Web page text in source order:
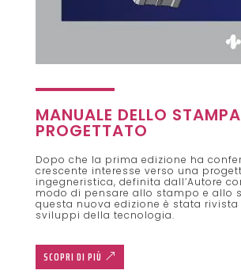
MANUALE DELLO
PROGETTATO
Dopo che la prima edizione ha
crescente interesse verso una
ingegneristica, definita dall’Autore
modo di pensare allo stampo e allo
questa nuova edizione è stata
sviluppi della tecnologia.
SCOPRI DI PIÙ